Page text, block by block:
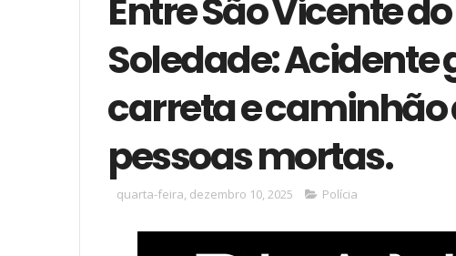
Entre São Vicente
Soledade: Acidente
carreta e caminhão
pessoas mortas.
quarta-feira, dezembro 10, 2025 Polícia